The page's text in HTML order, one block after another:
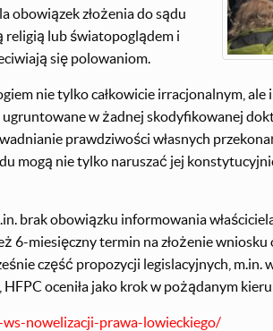
obowiązek złożenia do sądu
religią lub światopoglądem i
się polowaniom.
nie tylko całkowicie irracjonalnym,
w żadnej skodyfikowanej
prawdziwości własnych
mogą nie tylko naruszać jej
brak obowiązku informowania
6-miesięczny termin na złożenie
część propozycji legislacyjnych, m.in.
oceniła jako krok w pożądanym
nowelizacji-prawa-lowieckiego/